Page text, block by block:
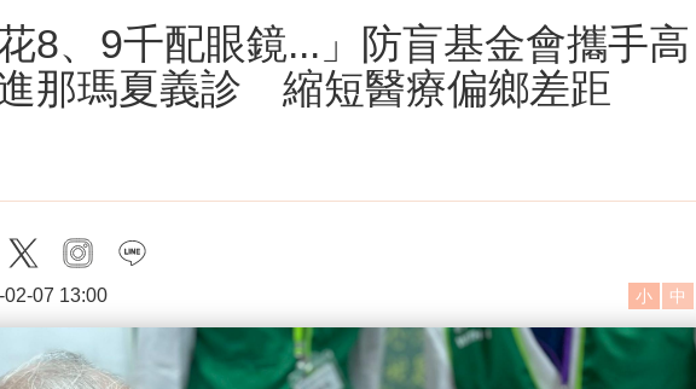
花8、9千配眼鏡...」防盲基金會攜手高
那瑪夏義診 縮短醫療偏鄉差距
twitter instagram
02-07 13:00 小 中